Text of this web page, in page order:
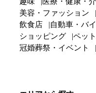
美容・ファッション
飲食店
自動車・バ
ショッピング
ペット
冠婚葬祭・イベント